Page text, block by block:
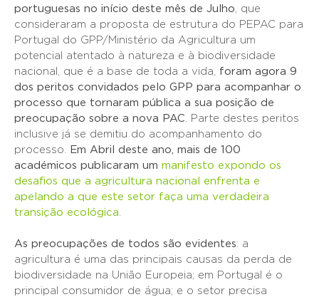
portuguesas no início deste mês de Julho, que
consideraram a proposta de estrutura do PEPAC para
Portugal do GPP/Ministério da Agricultura um
potencial atentado à natureza e à biodiversidade
nacional, que é a base de toda a vida, foram agora 9
dos peritos convidados pelo GPP para acompanhar o
processo que tornaram pública a sua posição de
preocupação sobre a nova PAC. Parte destes peritos
inclusive já se demitiu do acompanhamento do
processo. Em Abril deste ano, mais de 100
académicos publicaram um manifesto expondo os
desafios que a agricultura nacional enfrenta e
apelando a que este setor faça uma verdadeira
transição ecológica.
As preocupações de todos são evidentes: a
agricultura é uma das principais causas da perda de
biodiversidade na União Europeia; em Portugal é o
principal consumidor de água; e o setor precisa